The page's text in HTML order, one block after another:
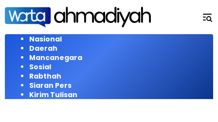
Langsung
konten
Nasional
Daerah
Mancanegara
Sosial
Rabthah
Siaran Pers
Kirim Tulisan